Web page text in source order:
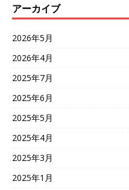
アーカイブ
2026年5月
2026年4月
2025年7月
2025年6月
2025年5月
2025年4月
2025年3月
2025年1月